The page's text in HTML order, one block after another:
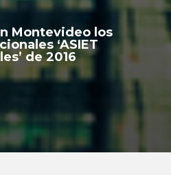
Montevideo los
‘ASIET
de 2016